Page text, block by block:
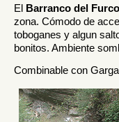
El Barranco del Furco
zona. Cómodo de
toboganes y algun
bonitos. Ambiente
Combinable con